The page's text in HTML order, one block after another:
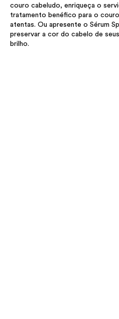
couro cabeludo, enriqueça o
tratamento benéfico para o
atentas. Ou apresente o Sérum
preservar a cor do cabelo de
brilho.